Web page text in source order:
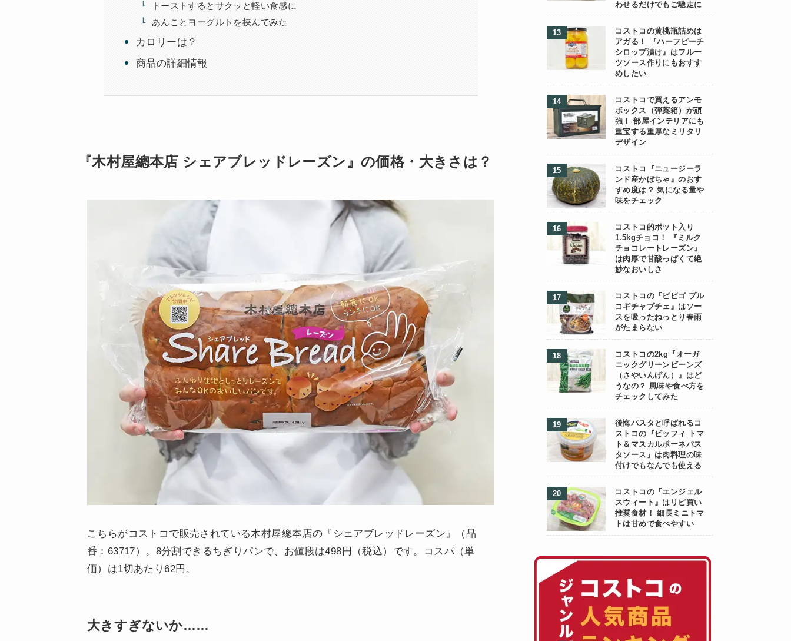
トーストするとサクッと軽い食感に
あんことヨーグルトを挟んでみた
カロリーは？
商品の詳細情報
『木村屋總本店 シェアブレッドレーズン』の価格・大きさは？
こちらがコストコで販売されている木村屋總本店の『シェアブレッドレーズン』（品
番：63717）。8分割できるちぎりパンで、お値段は498円（税込）です。コスパ（単
価）は1切あたり62円。
大きすぎないか……
わせるだけでもご馳走に
コストコの黄桃瓶詰めは
アガる！ 『ハーフピーチ
シロップ漬け』はフルー
ツソース作りにもおすす
めしたい
コストコで買えるアンモ
ボックス（弾薬箱）が頑
強！ 部屋インテリアにも
重宝する重厚なミリタリ
デザイン
コストコ『ニュージーラ
ンド産かぼちゃ』のおす
すめ度は？ 気になる量や
味をチェック
コストコ的ポット入り
1.5kgチョコ！ 『ミルク
チョコレートレーズン』
は肉厚で甘酸っぱくて絶
妙なおいしさ
コストコの『ビビゴ プル
コギチャプチェ』はソー
スを吸ったねっとり春雨
がたまらない
コストコの2kg『オーガ
ニックグリーンビーンズ
（さやいんげん）』はど
うなの？ 風味や食べ方を
チェックしてみた
後悔パスタと呼ばれるコ
ストコの『ビッフィ トマ
ト＆マスカルポーネパス
タソース』は肉料理の味
付けでもなんでも使える
コストコの『エンジェル
スウィート』はリピ買い
推奨食材！ 細長ミニトマ
トは甘めで食べやすい